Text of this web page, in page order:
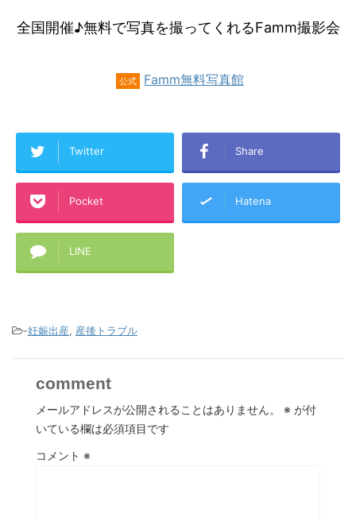
全国開催♪無料で写真を撮ってくれるFamm撮影会
公式 Famm無料写真館
Twitter Share
Pocket Hatena
LINE
-妊娠出産, 産後トラブル
comment
メールアドレスが公開されることはありません。 ※ が付
いている欄は必須項目です
コメント ※